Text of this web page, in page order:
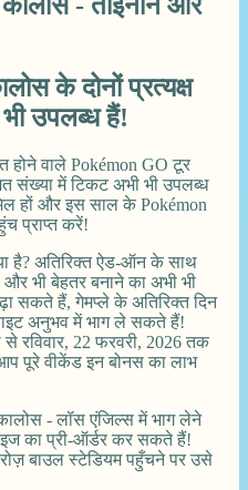
के दोनों प्रत्यक्ष
उपलब्ध हैं!
होने वाले Pokémon GO टूर
संख्या में टिकट अभी भी उपलब्ध
हों और इस साल के Pokémon
प्राप्त करें!
है? अतिरिक्त ऐड-ऑन के साथ
भी बेहतर बनाने का अभी भी
सकते हैं, गेमप्ले के अतिरिक्त दिन
अनुभव में भाग ले सकते हैं!
रविवार, 22 फरवरी, 2026 तक
पूरे वीकेंड इन बोनस का लाभ
- लॉस एंजिल्स में भाग लेने
का प्री-ऑर्डर कर सकते हैं!
बाउल स्टेडियम पहुँचने पर उसे